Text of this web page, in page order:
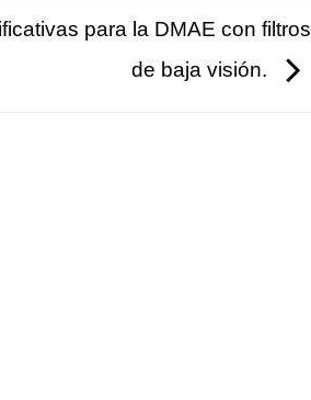
para la DMAE con filtros
de baja visión.